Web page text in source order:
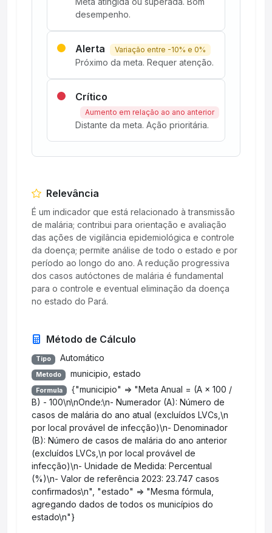
desempenho.
Alerta Variação entre -10% e 0%
Próximo da meta. Requer atenção.
Crítico
Aumento em relação ao ano anterior
Distante da meta. Ação prioritária.
Relevância
É um indicador que está relacionado à transmissão
de malária; contribui para orientação e avaliação
das ações de vigilância epidemiológica e controle
da doença; permite análise de todo o estado e por
período ao longo do ano. A redução progressiva
dos casos autóctones de malária é fundamental
para o controle e eventual eliminação da doença
no estado do Pará.
Método de Cálculo
Tipo Automático
Metodo municipio, estado
Formula
{"municipio" => "Meta Anual = (A × 100 /
B) - 100\n\nOnde:\n- Numerador (A): Número de
casos de malária do ano atual (excluídos LVCs,\n
por local provável de infecção)\n- Denominador
(B): Número de casos de malária do ano anterior
(excluídos LVCs,\n por local provável de
infecção)\n- Unidade de Medida: Percentual
(%)\n- Valor de referência 2023: 23.747 casos
confirmados\n", "estado" => "Mesma fórmula,
agregando dados de todos os municípios do
estado\n"}